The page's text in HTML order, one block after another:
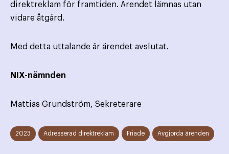
direktreklam för framtiden. Ärendet lämnas utan
vidare åtgärd.
Med detta uttalande är ärendet avslutat.
NIX-nämnden
Mattias Grundström, Sekreterare
2023 Adresserad direktreklam Friade Avgjorda ärenden